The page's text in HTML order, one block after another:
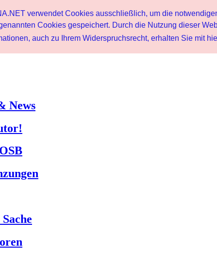
verwendet Cookies ausschließlich, um die
Cookies gespeichert. Durch die Nutzung dieser
auch zu Ihrem Widerspruchsrecht, erhalten Sie mit
News